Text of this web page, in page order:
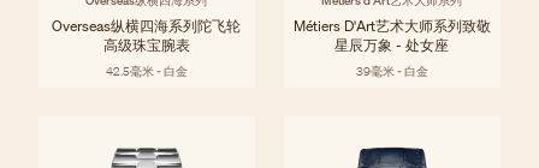
Overseas纵横四海系列陀飞轮
高级珠宝腕表
42.5毫米 - 白金
Métiers D'Art艺术大师系列致敬
星辰万象 - 处女座
39毫米 - 白金